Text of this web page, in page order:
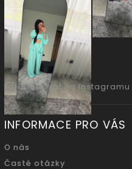
Sledovat na Instagramu
INFORMACE PRO VÁS
O nás
Časté otázky